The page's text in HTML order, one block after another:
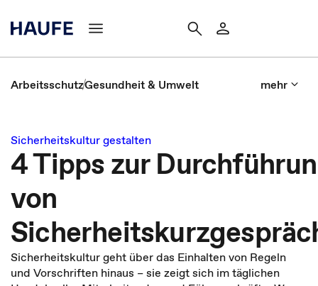
ArbeitsschutzGesundheit & Umwelt mehr
Sicherheitskultur gestalten
4 Tipps zur
von
Sicherheitskultur geht über das Einhalten von Regeln
und Vorschriften hinaus – sie zeigt sich im täglichen